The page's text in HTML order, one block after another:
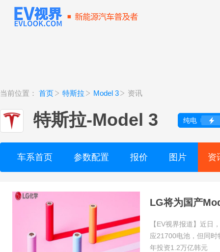
当前位置： 首页 特斯拉 Model 3 资讯
特斯拉-Model 3 纯电
车系首页 参数配置 报价 图片 资
LG将为国产
【EV视界报道】近日
应21700电池，但同
年投资1.2万亿韩元